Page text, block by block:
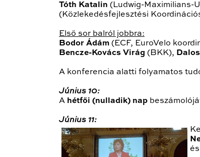
Tóth Katalin (Ludwig-Maximilians-
(Közlekedésfejlesztési
Első sor balról jobbra:
Bodor Ádám (ECF, EuroVelo
Bencze-Kovács Virág (BKK),
A konferencia alatti folyamatos
Június 10:
A hétfői (nulladik) nap
Június 11:
és